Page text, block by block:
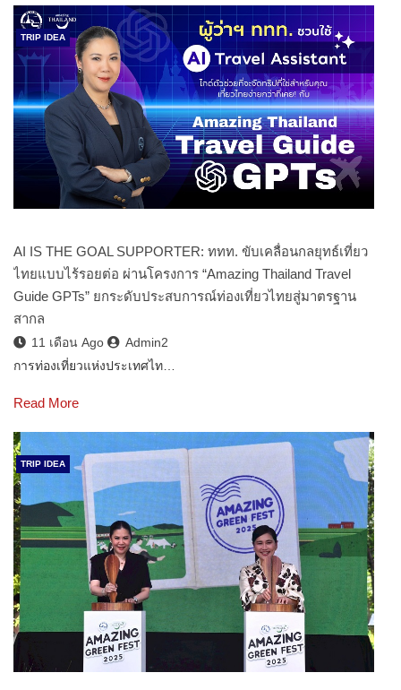
TRIP IDEA
AI IS THE GOAL SUPPORTER: ททท. ขับเคลื่อนกลยุทธ์เที่ยว
ไทยแบบไร้รอยต่อ ผ่านโครงการ “Amazing Thailand Travel
Guide GPTs” ยกระดับประสบการณ์ท่องเที่ยวไทยสู่มาตรฐาน
สากล
11 เดือน Ago
Admin2
การท่องเที่ยวแห่งประเทศไท…
Read More
TRIP IDEA